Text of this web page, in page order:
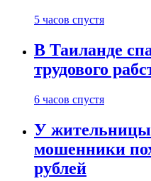
5 часов спустя
В Таиланде
трудового
6 часов спустя
У
мошенники
рублей